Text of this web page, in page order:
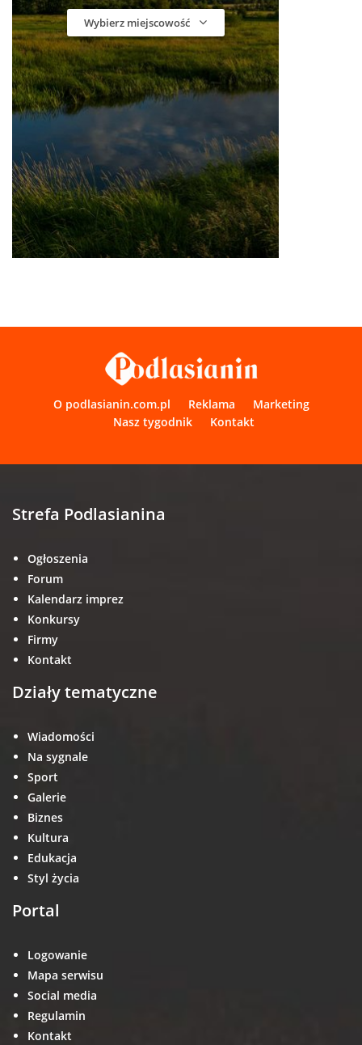
Wybierz miejscowość
O podlasianin.com.pl Reklama
Marketing
Nasz tygodnik
Kontakt
Strefa Podlasianina
Ogłoszenia
Forum
Kalendarz imprez
Konkursy
Firmy
Kontakt
Działy tematyczne
Wiadomości
Na sygnale
Sport
Galerie
Biznes
Kultura
Edukacja
Styl życia
Portal
Logowanie
Mapa serwisu
Social media
Regulamin
Kontakt